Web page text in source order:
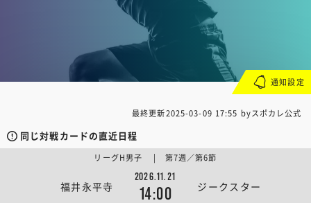
最終更新2025-03-09 17:55 byスポカレ公式
同じ対戦カードの直近日程
福井永平寺
2026.11.21
14:00 ジークスター
リーグH男子 | 第7週／第6節
通知設定